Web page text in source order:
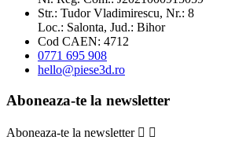
Str.: Tudor Vladimirescu, Nr.: 8
Loc.: Salonta, Jud.: Bihor
Cod CAEN: 4712
0771 695 908
hello@piese3d.ro
Aboneaza-te la newsletter
Aboneaza-te la newsletter  